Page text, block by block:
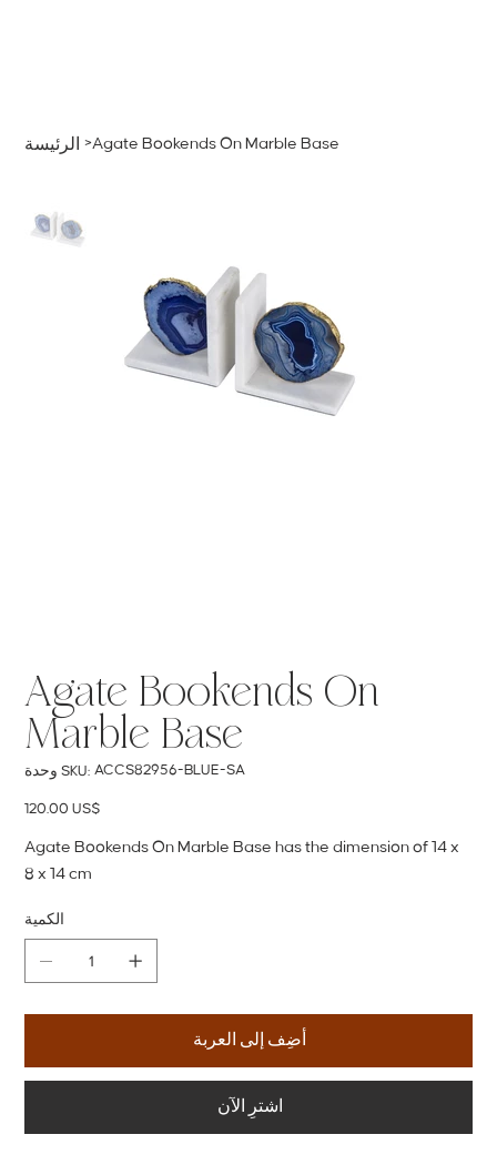
الرئيسة >Agate Bookends On Marble Base
Agate Bookends On
Marble Base
وحدة SKU: SKU
ACCS82956-
SA
ACCS82956-BLUE-SA
السعر ‏120.00 US$
Agate Bookends On Marble Base has the dimension of 14 x
8 x 14 cm
الكمية
أضِف إلى العربة
اشترِ الآن